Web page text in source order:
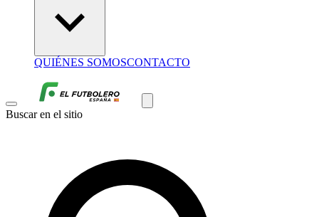
QUIÉNES SOMOSCONTACTO
Buscar en el sitio